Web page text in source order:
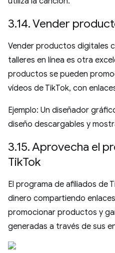
3.14. Vender
Vender productos digitales
talleres en línea es otra
productos se pueden
vídeos de TikTok, con
Ejemplo: Un diseñador
diseño descargables y
3.15. Aprovecha el
TikTok
El programa de afiliados de
dinero compartiendo
promocionar productos y
generadas a través de sus